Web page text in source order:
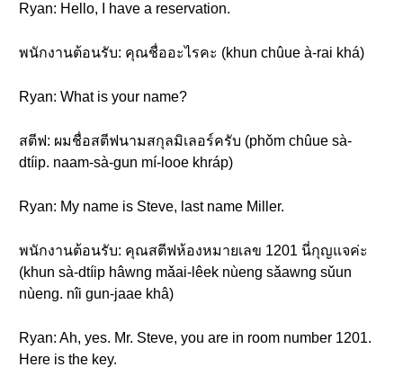
Ryan: Hello, I have a reservation.
พนักงานต้อนรับ: คุณชื่ออะไรคะ (khun chûue à-rai khá)
Ryan: What is your name?
สตีฟ: ผมชื่อสตีฟนามสกุลมิเลอร์ครับ (phǒm chûue sà-
dtíip. naam-sà-gun mí-looe khráp)
Ryan: My name is Steve, last name Miller.
พนักงานต้อนรับ: คุณสตีฟห้องหมายเลข 1201 นี่กุญแจค่ะ
(khun sà-dtíip hâwng mǎai-lêek nùeng sǎawng sǔun
nùeng. nîi gun-jaae khâ)
Ryan: Ah, yes. Mr. Steve, you are in room number 1201.
Here is the key.